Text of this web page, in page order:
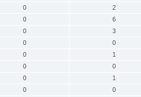
0 2
0 6
0 3
0 0
0 1
0 0
0 1
0 0